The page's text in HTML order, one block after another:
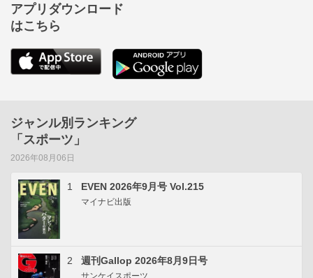
アプリダウンロード
はこちら
ジャンル別ランキング
「スポーツ」
2026年08月06日
1 EVEN 2026年9月号 Vol.215
マイナビ出版
2 週刊Gallop 2026年8月9日号
サンケイスポーツ